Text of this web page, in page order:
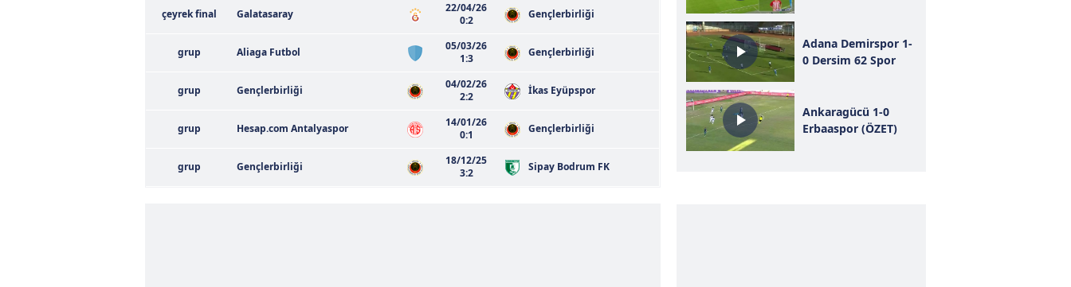
çeyrek final Galatasaray
22/04/26
0:2
Gençlerbirliği
grup Aliaga Futbol
05/03/26
1:3
Gençlerbirliği
grup Gençlerbirliği
04/02/26
2:2
İkas Eyüpspor
grup Hesap.com Antalyaspor
14/01/26
0:1
Gençlerbirliği
grup Gençlerbirliği
18/12/25
3:2
Sipay Bodrum FK
Adana Demirspor 1-
0 Dersim 62 Spor
Ankaragücü 1-0
Erbaaspor (ÖZET)